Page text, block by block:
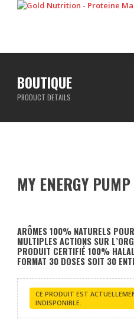
BOUTIQUE
PRODUCT DETAILS
MY ENERGY
ARÔMES 100% NATURELS
MULTIPLES ACTIONS SUR
PRODUIT CERTIFIÉ 100% HALAL
FORMAT 30 DOSES SOIT 30
CE PRODUIT EST
INDISPONIBLE.